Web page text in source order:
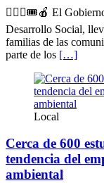
🙋🏻‍♂️🎟️🍎 El
Desarrollo Social,
familias de las
parte de los […]
Local
Cerca de 600
tendencia del
ambiental